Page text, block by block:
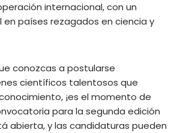
internacional, con un
países rezagados en ciencia y
conozcas a postularse
científicos talentosos que
¡es el momento de
para la segunda edición
abierta, y las candidaturas pueden